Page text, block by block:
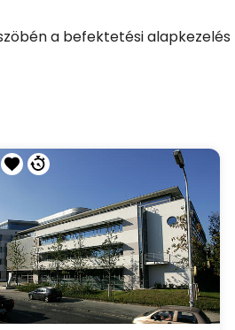
a befektetési alapkezelés